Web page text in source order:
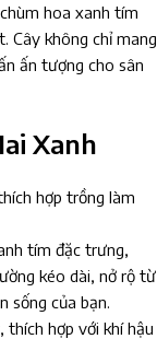
hoa xanh tím
Cây không chỉ mang
ấn tượng cho sân
Xanh
hợp trồng làm
tím đặc trưng,
kéo dài, nở rộ từ
sống của bạn.
thích hợp với khí hậu